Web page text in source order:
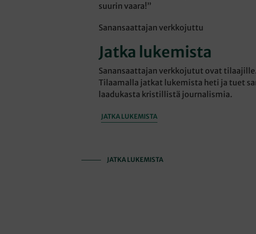
suurin vaara!”
Sanansaattajan verkkojuttu
Jatka lukemista
Sanansaattajan verkkojutut ovat
Tilaamalla jatkat lukemista heti ja tuet
laadukasta kristillistä journalismia.
JATKA LUKEMISTA
JATKA LUKEMISTA